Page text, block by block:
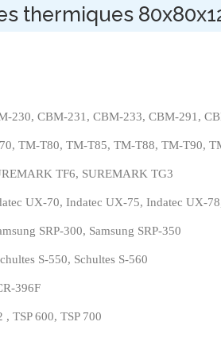
thermiques
230, CBM-231, CBM-233, CBM-291,
TM-T80, TM-T85, TM-T88, TM-T90,
TF6, SUREMARK TG3
UX-70, Indatec UX-75, Indatec UX-
SRP-300, Samsung SRP-350
S-550, Schultes S-560
396F
, TSP 600, TSP 700